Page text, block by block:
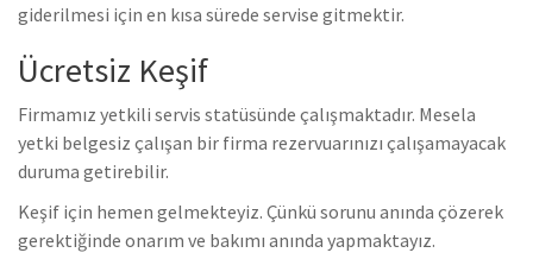
giderilmesi için en kısa sürede servise gitmektir.
Ücretsiz Keşif
Firmamız yetkili servis statüsünde çalışmaktadır. Mesela
yetki belgesiz çalışan bir firma rezervuarınızı çalışamayacak
duruma getirebilir.
Keşif için hemen gelmekteyiz. Çünkü sorunu anında çözerek
gerektiğinde onarım ve bakımı anında yapmaktayız.